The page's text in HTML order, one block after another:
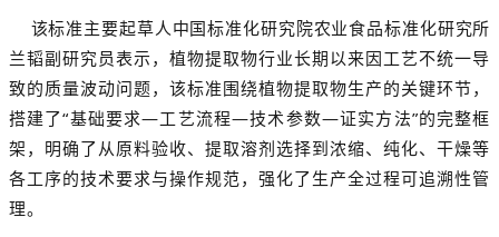
该标准主要起草人中国标准化研究院农业食品标准化研究所
兰韬副研究员表示，植物提取物行业长期以来因工艺不统一导
致的质量波动问题，该标准围绕植物提取物生产的关键环节，
搭建了“基础要求—工艺流程—技术参数—证实方法”的完整框
架，明确了从原料验收、提取溶剂选择到浓缩、纯化、干燥等
各工序的技术要求与操作规范，强化了生产全过程可追溯性管
理。